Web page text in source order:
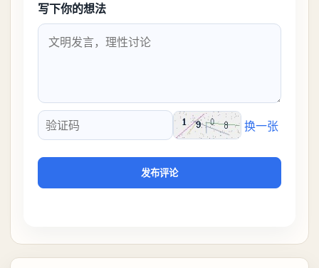
写下你的想法
验证码
换一张
发布评论